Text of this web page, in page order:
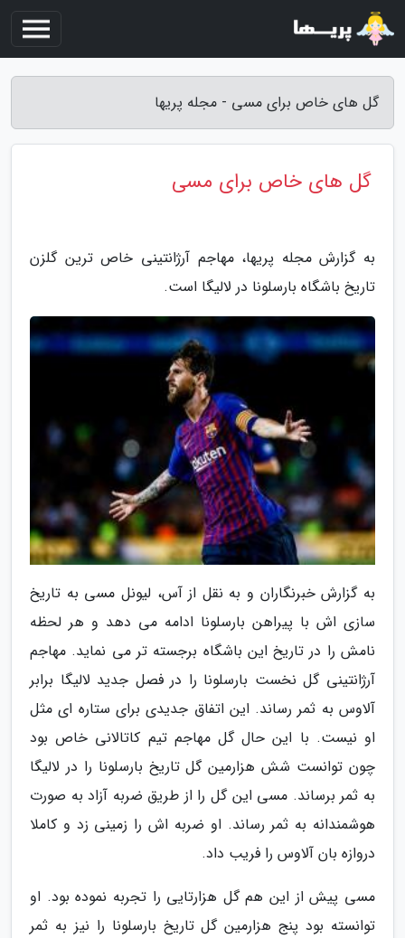
گل های خاص برای مسی - مجله پریها
گل های خاص برای مسی
به گزارش مجله پریها، مهاجم آرژانتینی خاص ترین گلزن
تاریخ باشگاه بارسلونا در لالیگا است.
به گزارش خبرنگاران و به نقل از آس، لیونل مسی به تاریخ
سازی اش با پیراهن بارسلونا ادامه می دهد و هر لحظه
نامش را در تاریخ این باشگاه برجسته تر می نماید. مهاجم
آرژانتینی گل نخست بارسلونا را در فصل جدید لالیگا برابر
آلاوس به ثمر رساند. این اتفاق جدیدی برای ستاره ای مثل
او نیست. با این حال گل مهاجم تیم کاتالانی خاص بود
چون توانست شش هزارمین گل تاریخ بارسلونا را در لالیگا
به ثمر برساند. مسی این گل را از طریق ضربه آزاد به صورت
هوشمندانه به ثمر رساند. او ضربه اش را زمینی زد و کاملا
دروازه بان آلاوس را فریب داد.
مسی پیش از این هم گل هزارتایی را تجربه نموده بود. او
توانسته بود پنج هزارمین گل تاریخ بارسلونا را نیز به ثمر